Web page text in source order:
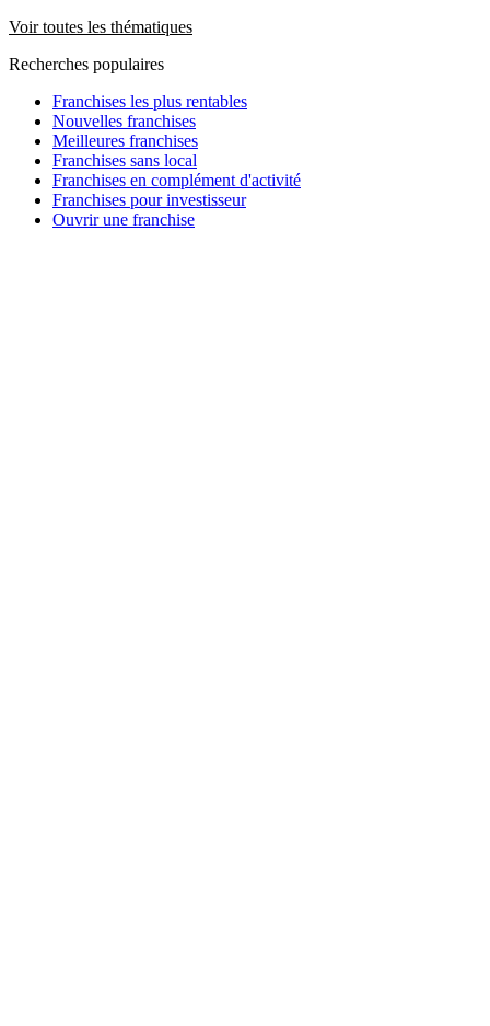
Voir toutes les thématiques
Recherches populaires
Franchises les plus rentables
Nouvelles franchises
Meilleures franchises
Franchises sans local
Franchises en complément d'activité
Franchises pour investisseur
Ouvrir une franchise